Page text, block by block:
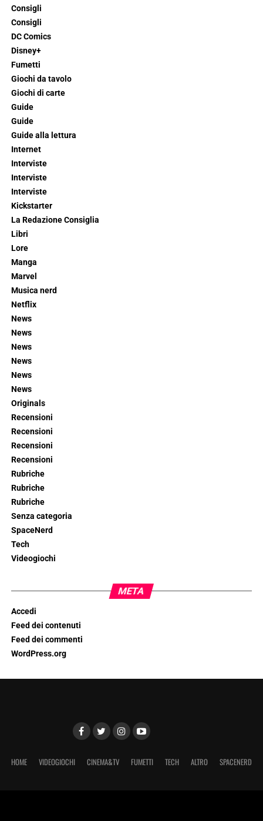
Consigli
Consigli
DC Comics
Disney+
Fumetti
Giochi da tavolo
Giochi di carte
Guide
Guide
Guide alla lettura
Internet
Interviste
Interviste
Interviste
Kickstarter
La Redazione Consiglia
Libri
Lore
Manga
Marvel
Musica nerd
Netflix
News
News
News
News
News
News
Originals
Recensioni
Recensioni
Recensioni
Recensioni
Rubriche
Rubriche
Rubriche
Senza categoria
SpaceNerd
Tech
Videogiochi
META
Accedi
Feed dei contenuti
Feed dei commenti
WordPress.org
HOME VIDEOGIOCHI CINEMA&TV FUMETTI TECH ALTRO SPACENERD